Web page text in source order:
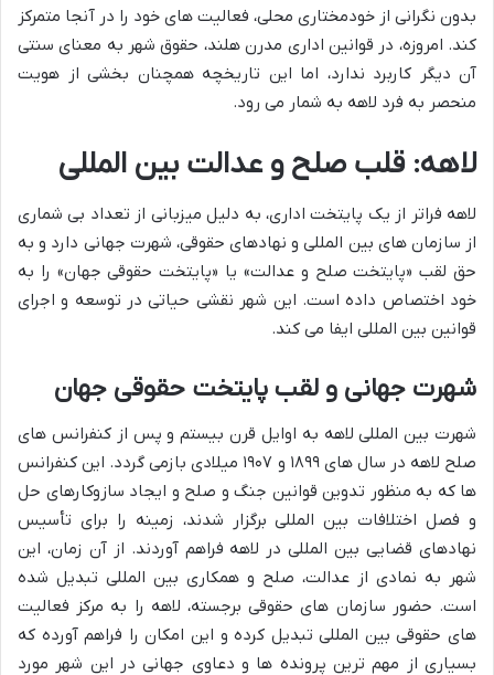
بدون نگرانی از خودمختاری محلی، فعالیت های خود را در آنجا متمرکز
کند. امروزه، در قوانین اداری مدرن هلند، حقوق شهر به معنای سنتی
آن دیگر کاربرد ندارد، اما این تاریخچه همچنان بخشی از هویت
منحصر به فرد لاهه به شمار می رود.
لاهه: قلب صلح و عدالت بین المللی
لاهه فراتر از یک پایتخت اداری، به دلیل میزبانی از تعداد بی شماری
از سازمان های بین المللی و نهادهای حقوقی، شهرت جهانی دارد و به
حق لقب «پایتخت صلح و عدالت» یا «پایتخت حقوقی جهان» را به
خود اختصاص داده است. این شهر نقشی حیاتی در توسعه و اجرای
قوانین بین المللی ایفا می کند.
شهرت جهانی و لقب پایتخت حقوقی جهان
شهرت بین المللی لاهه به اوایل قرن بیستم و پس از کنفرانس های
صلح لاهه در سال های ۱۸۹۹ و ۱۹۰۷ میلادی بازمی گردد. این کنفرانس
ها که به منظور تدوین قوانین جنگ و صلح و ایجاد سازوکارهای حل
و فصل اختلافات بین المللی برگزار شدند، زمینه را برای تأسیس
نهادهای قضایی بین المللی در لاهه فراهم آوردند. از آن زمان، این
شهر به نمادی از عدالت، صلح و همکاری بین المللی تبدیل شده
است. حضور سازمان های حقوقی برجسته، لاهه را به مرکز فعالیت
های حقوقی بین المللی تبدیل کرده و این امکان را فراهم آورده که
بسیاری از مهم ترین پرونده ها و دعاوی جهانی در این شهر مورد